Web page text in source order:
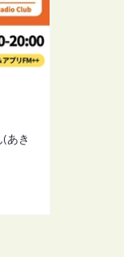
あき